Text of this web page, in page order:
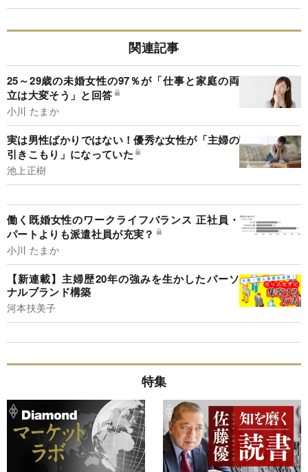
関連記事
25～29歳の未婚女性の97％が「仕事と家庭の両
立は大変そう」と回答
小川 たまか
実は男性ばかりではない！優秀な女性が「主婦の
引きこもり」になっていた
池上正樹
働く既婚女性のワークライフバランス 正社員・
パートよりも派遣社員が充実？
小川 たまか
【新連載】主婦歴20年の強みを生かしたパーソ
ナルブランド構築
河本扶美子
特集